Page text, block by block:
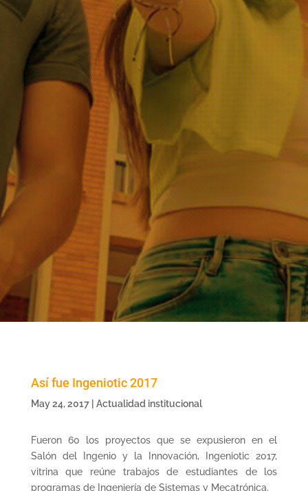
Así fue Ingeniotic 2017
May 24, 2017| Actualidad institucional
Fueron 60 los proyectos que se expusieron en el
Salón del Ingenio y la Innovación, Ingeniotic 2017,
vitrina que reúne trabajos de estudiantes de los
programas de Ingeniería de Sistemas y Mecatrónica.